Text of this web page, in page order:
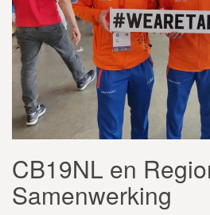
CB19NL en
Samenwerking